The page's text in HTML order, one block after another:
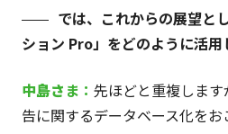
では、これからの展望と
ション Pro」をどのように活用
中島さ ま： 先ほどと重複しま
告に関するデータベース化をお